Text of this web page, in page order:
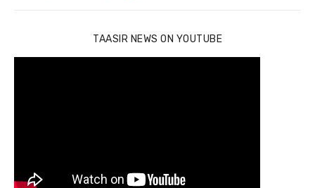
TAASIR NEWS ON YOUTUBE